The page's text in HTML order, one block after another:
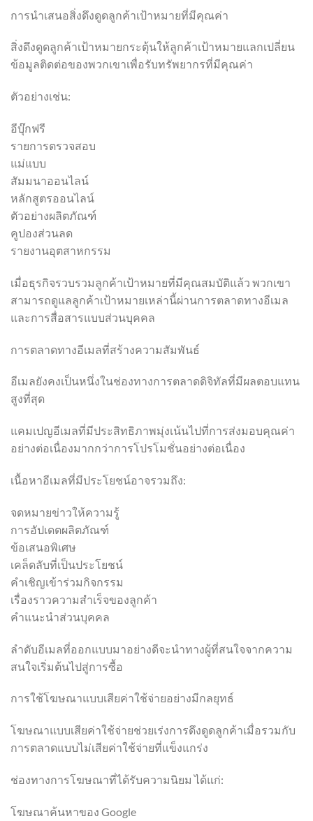
การนำเสนอสิ่งดึงดูดลูกค้าเป้าหมายที่มีคุณค่า
สิ่งดึงดูดลูกค้าเป้าหมายกระตุ้นให้ลูกค้าเป้าหมายแลกเปลี่ยน
ข้อมูลติดต่อของพวกเขาเพื่อรับทรัพยากรที่มีคุณค่า
ตัวอย่างเช่น:
อีบุ๊กฟรี
รายการตรวจสอบ
แม่แบบ
สัมมนาออนไลน์
หลักสูตรออนไลน์
ตัวอย่างผลิตภัณฑ์
คูปองส่วนลด
รายงานอุตสาหกรรม
เมื่อธุรกิจรวบรวมลูกค้าเป้าหมายที่มีคุณสมบัติแล้ว พวกเขา
สามารถดูแลลูกค้าเป้าหมายเหล่านี้ผ่านการตลาดทางอีเมล
และการสื่อสารแบบส่วนบุคคล
การตลาดทางอีเมลที่สร้างความสัมพันธ์
อีเมลยังคงเป็นหนึ่งในช่องทางการตลาดดิจิทัลที่มีผลตอบแทน
สูงที่สุด
แคมเปญอีเมลที่มีประสิทธิภาพมุ่งเน้นไปที่การส่งมอบคุณค่า
อย่างต่อเนื่องมากกว่าการโปรโมชั่นอย่างต่อเนื่อง
เนื้อหาอีเมลที่มีประโยชน์อาจรวมถึง:
จดหมายข่าวให้ความรู้
การอัปเดตผลิตภัณฑ์
ข้อเสนอพิเศษ
เคล็ดลับที่เป็นประโยชน์
คำเชิญเข้าร่วมกิจกรรม
เรื่องราวความสำเร็จของลูกค้า
คำแนะนำส่วนบุคคล
ลำดับอีเมลที่ออกแบบมาอย่างดีจะนำทางผู้ที่สนใจจากความ
สนใจเริ่มต้นไปสู่การซื้อ
การใช้โฆษณาแบบเสียค่าใช้จ่ายอย่างมีกลยุทธ์
โฆษณาแบบเสียค่าใช้จ่ายช่วยเร่งการดึงดูดลูกค้าเมื่อรวมกับ
การตลาดแบบไม่เสียค่าใช้จ่ายที่แข็งแกร่ง
ช่องทางการโฆษณาที่ได้รับความนิยม ได้แก่:
โฆษณาค้นหาของ Google